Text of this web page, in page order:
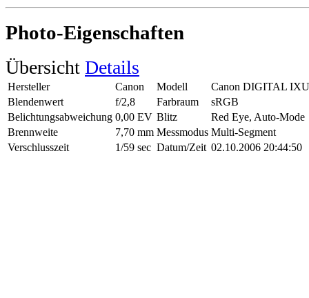
Photo-Eigenschaften
Übersicht Details
Hersteller Canon Modell
Canon DIGITAL
Blendenwert
f/2,8 Farbraum
sRGB
Belichtungsabweichung 0,00 EV Blitz
Red Eye, Auto-Mode
Brennweite
7,70 mm Messmodus Multi-Segment
Verschlusszeit
1/59 sec Datum/Zeit 02.10.2006 20:44:50